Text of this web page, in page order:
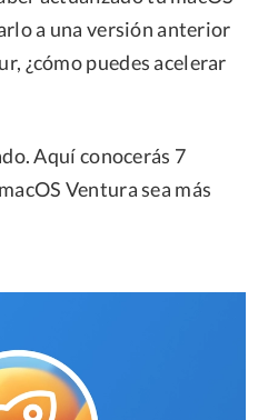
a una versión anterior
¿cómo puedes acelerar
Aquí conocerás 7
Ventura sea más